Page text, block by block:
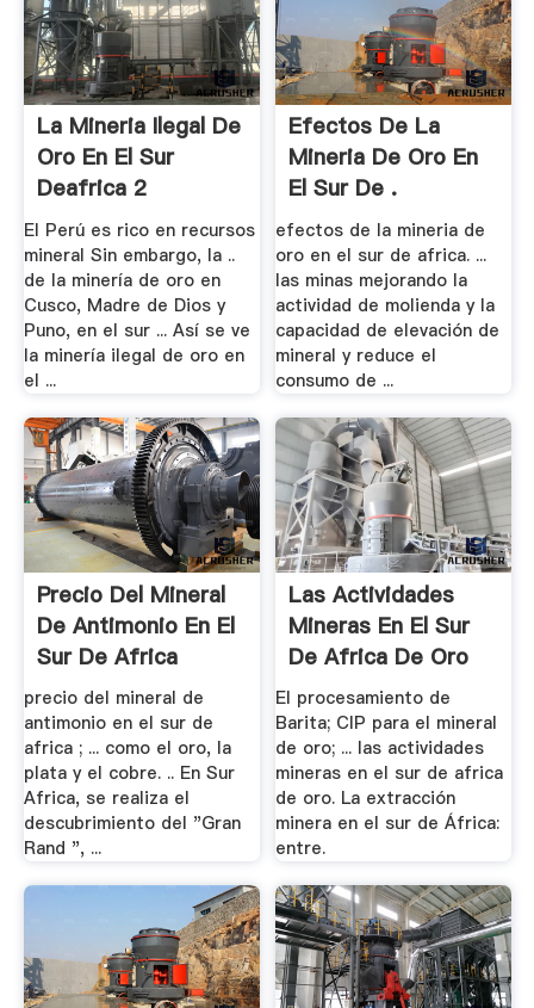
La Mineria Ilegal De
Oro En El Sur
Deafrica 2
El Perú es rico en recursos
mineral Sin embargo, la ..
de la minería de oro en
Cusco, Madre de Dios y
Puno, en el sur ... Así se ve
la minería ilegal de oro en
el ...
Efectos De La
Mineria De Oro En
El Sur De .
efectos de la mineria de
oro en el sur de africa. ...
las minas mejorando la
actividad de molienda y la
capacidad de elevación de
mineral y reduce el
consumo de ...
Precio Del Mineral
De Antimonio En El
Sur De Africa
precio del mineral de
antimonio en el sur de
africa ; ... como el oro, la
plata y el cobre. .. En Sur
Africa, se realiza el
descubrimiento del "Gran
Rand ", ...
Las Actividades
Mineras En El Sur
De Africa De Oro
El procesamiento de
Barita; CIP para el mineral
de oro; ... las actividades
mineras en el sur de africa
de oro. La extracción
minera en el sur de África:
entre.